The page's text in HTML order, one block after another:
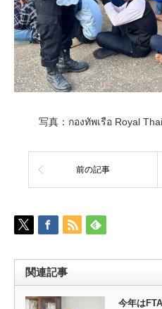
写真：กองทัพเรือ Royal
前の記事
関連記事
今年は